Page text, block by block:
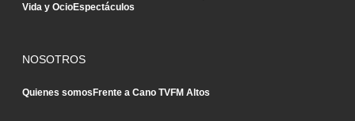
Vida y OcioEspectáculos
NOSOTROS
Quienes somosFrente a Cano TVFM Altos